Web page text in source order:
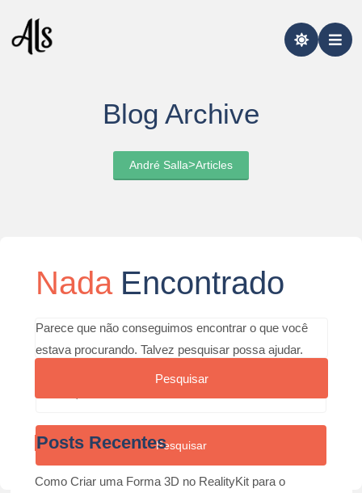
Blog Archive
André Salla>Articles
Nada Encontrado
Parece que não conseguimos encontrar o que você
estava procurando. Talvez pesquisar possa ajudar.
por:
Pesquisar
Pesquisar
Posts Recentes
Como Criar uma Forma 3D no RealityKit para o